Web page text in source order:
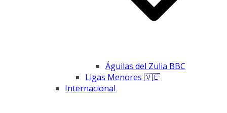
Águilas del Zulia BBC
Ligas Menores 🇻🇪
Internacional